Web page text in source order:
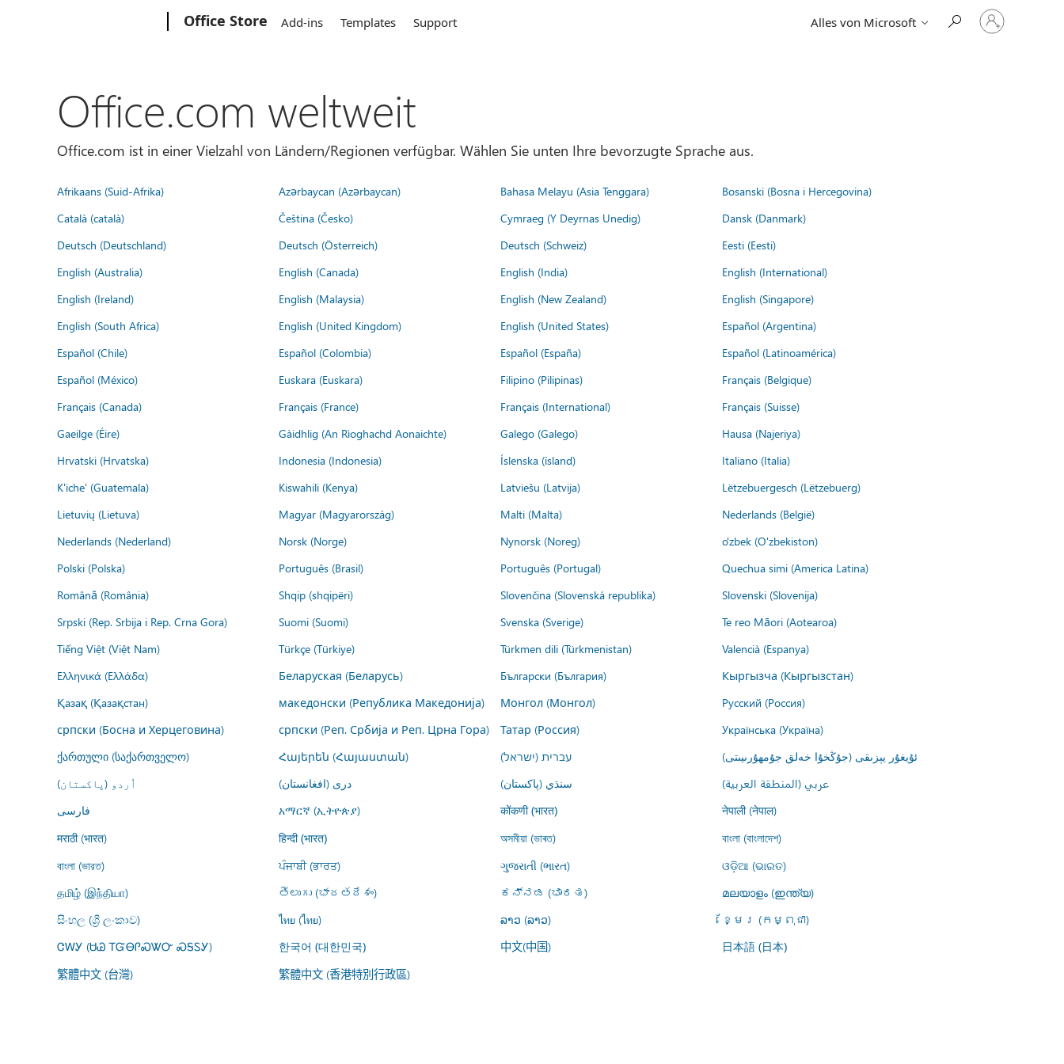
Office Store Add-ins Templates Support Alles von Microsoft
Bei
Ihrem
Konto
Office.com weltweit
Office.com ist in einer Vielzahl von Ländern/Regionen verfügbar. Wählen Sie unten Ihre bevorzugte Sprache aus.
Afrikaans (Suid-Afrika) Azərbaycan (Azərbaycan) Bahasa Melayu (Asia Tenggara)
Bosanski (Bosna i Hercegovina)
Català (català)
Čeština (Česko) Cymraeg (Y Deyrnas Unedig)
Dansk (Danmark)
Deutsch (Deutschland)
Deutsch (Österreich) Deutsch (Schweiz)
Eesti (Eesti)
English (Australia)
English (Canada) English (India)
English (International)
English (Ireland)
English (Malaysia) English (New Zealand)
English (Singapore)
English (South Africa)
English (United Kingdom) English (United States)
Español (Argentina)
Español (Chile)
Español (Colombia) Español (España)
Español (Latinoamérica)
Español (México)
Euskara (Euskara) Filipino (Pilipinas)
Français (Belgique)
Français (Canada)
Français (France) Français (International)
Français (Suisse)
Gaeilge (Éire)
Gàidhlig (An Rìoghachd Aonaichte) Galego (Galego)
Hausa (Najeriya)
Hrvatski (Hrvatska)
Indonesia (Indonesia) Íslenska (ísland)
Italiano (Italia)
K'iche' (Guatemala)
Kiswahili (Kenya) Latviešu (Latvija)
Lëtzebuergesch (Lëtzebuerg)
Lietuvių (Lietuva)
Magyar (Magyarország) Malti (Malta)
Nederlands (België)
Nederlands (Nederland)
Norsk (Norge) Nynorsk (Noreg)
o'zbek (O'zbekiston)
Polski (Polska)
Português (Brasil) Português (Portugal)
Quechua simi (America Latina)
Română (România)
Shqip (shqipëri) Slovenčina (Slovenská republika)
Slovenski (Slovenija)
Srpski (Rep. Srbija i Rep. Crna Gora)
Suomi (Suomi) Svenska (Sverige)
Te reo Māori (Aotearoa)
Tiếng Việt (Việt Nam)
Türkçe (Türkiye) Türkmen dili (Türkmenistan)
Valencià (Espanya)
Ελληνικά (Ελλάδα)
Беларуская (Беларусь) Български (България)
Кыргызча (Кыргызстан)
Қазақ (Қазақстан)
македонски (Република Македонија) Монгол (Монгол)
Русский (Россия)
српски (Босна и Херцеговина)
српски (Реп. Србија и Реп. Црна Гора) Татар (Россия)
Українська (Україна)
ქართული (საქართველო)
Հայերեն (Հայաստան) עברית (ישראל)
ئۇيغۇر يېزىقى (جۇڭخۇا خەلق جۇمھۇرىيىتى)
اُردو (پاکستان)
درى (افغانستان) سنڌي (پاکستان)
عربي (المنطقة العربية)
فارسى
አማርኛ (ኢትዮጵያ) कोंकणी (भारत)
नेपाली (नेपाल)
मराठी (भारत)
हिन्दी (भारत) অসমীয়া (ভাৰত)
বাংলা (বাংলাদেশ)
বাংলা (ভারত)
ਪੰਜਾਬੀ (ਭਾਰਤ) ગુજરાતી (ભારત)
ଓଡ଼ିଆ (ଭାରତ)
தமிழ் (இந்தியா)
తెలుగు (భారతదేశం) ಕನ್ನಡ (ಭಾರತ)
മലയാളം (ഇന്ത്യ)
සිංහල (ශ්‍රී ලංකාව)
ไทย (ไทย) ລາວ (ລາວ)
ខ្មែរ (កម្ពុជា)
ᏣᎳᎩ (ᏌᏊ ᎢᏳᎾᎵᏍᏔᏅ ᏍᎦᏚᎩ)
한국어 (대한민국) 中文(中国) 日本語 (日本)
繁體中文 (台灣) 繁體中文 (香港特別行政區)